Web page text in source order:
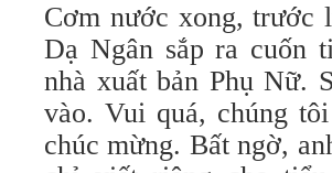
Cơm nước xong, trước
Dạ Ngân sắp ra cuốn
nhà xuất bản Phụ Nữ.
vào. Vui quá, chúng
chúc mừng. Bất ngờ,